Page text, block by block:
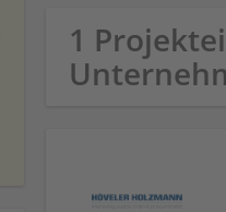
1